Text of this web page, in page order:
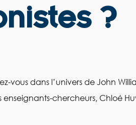
?
vous dans l’univers de John
chercheurs, Chloé